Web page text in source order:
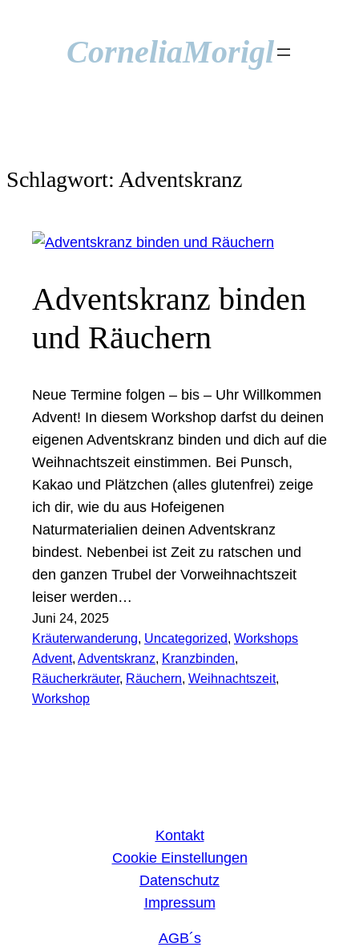
CorneliaMorigl
Schlagwort: Adventskranz
Adventskranz binden
und Räuchern
Neue Termine folgen – bis – Uhr Willkommen
Advent! In diesem Workshop darfst du deinen
eigenen Adventskranz binden und dich auf die
Weihnachtszeit einstimmen. Bei Punsch,
Kakao und Plätzchen (alles glutenfrei) zeige
ich dir, wie du aus Hofeigenen
Naturmaterialien deinen Adventskranz
bindest. Nebenbei ist Zeit zu ratschen und
den ganzen Trubel der Vorweihnachtszeit
leiser werden…
Juni 24, 2025
Kräuterwanderung, Uncategorized, Workshops
Advent, Adventskranz, Kranzbinden
Räucherkräuter, Räuchern, Weihnachtszeit
Workshop
Kontakt
Cookie Einstellungen
Datenschutz
Impressum
AGB´s